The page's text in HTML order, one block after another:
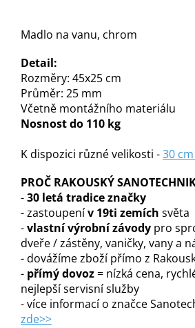
Madlo na vanu, chrom
Detail:
Rozměry: 45x25 cm
Průměr: 25 mm
Včetně montážního materiálu
Nosnost do 110 kg
K dispozici různé velikosti -30 cm
PROČ RAKOUSKÝ
-30 letá tradice značky
- zastoupenív 19ti zemích světa
-vlastní výrobní závody pro
dveře / zástěny, vaničky, vany a
- dovážíme zboží přímo z
- přímý dovoz= nízká cena,
nejlepší servisní služby
- více informací o značce
zde>>